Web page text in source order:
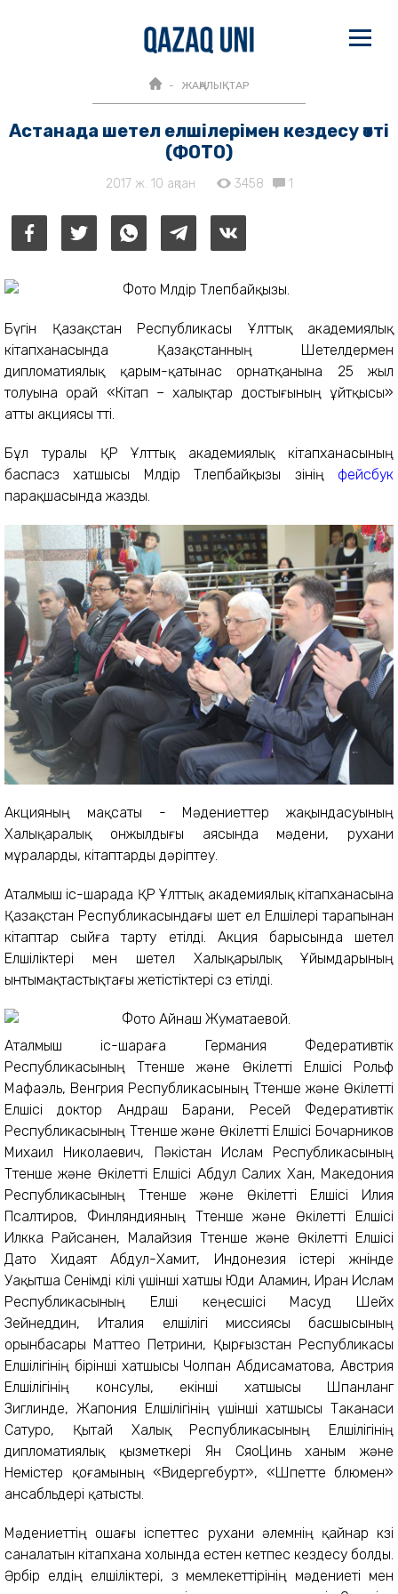
ЖАҢАЛЫҚТАР
Астанада шетел елшілерімен кездесу өтті
(ФОТО)
2017 ж. 10 ақпан 3458 1
Бүгін Қазақстан Республикасы Ұлттық академиялық
кітапханасында Қазақстанның Шетелдермен
дипломатиялық қарым-қатынас орнатқанына 25 жыл
толуына орай «Кітап – халықтар достығының ұйтқысы»
атты акциясы өтті.
Бұл туралы ҚР Ұлттық академиялық кітапханасының
баспасөз хатшысы Мөлдір Төлепбайқызы өзінің фейсбук
парақшасында жазды.
Акцияның мақсаты - Мәдениеттер жақындасуының
Халықаралық онжылдығы аясында мәдени, рухани
мұраларды, кітаптарды дәріптеу.
Аталмыш іс-шарада ҚР Ұлттық академиялық кітапханасына
Қазақстан Республикасындағы шет ел Елшілері тарапынан
кітаптар сыйға тарту етілді. Акция барысында шетел
Елшіліктері мен шетел Халықарылық Ұйымдарының
ынтымақтастықтағы жетістіктері сөз етілді.
Аталмыш іс-шараға Германия Федеративтік
Республикасының Төтенше және Өкілетті Елшісі Рольф
Мафаэль, Венгрия Республикасының Төтенше және Өкілетті
Елшісі доктор Андраш Барани, Ресей Федеративтік
Республикасының Төтенше және Өкілетті Елшісі Бочарников
Михаил Николаевич, Пәкістан Ислам Республикасының
Төтенше және Өкілетті Елшісі Абдул Салих Хан, Македония
Республикасының Төтенше және Өкілетті Елшісі Илия
Псалтиров, Финляндияның Төтенше және Өкілетті Елшісі
Илкка Райсанен, Малайзия Төтенше және Өкілетті Елшісі
Дато Хидаят Абдул-Хамит, Индонезия істері жөнінде
Уақытша Сенімді өкілі үшінші хатшы Юди Аламин, Иран Ислам
Республикасының Елші кеңесшісі Масуд Шейх
Зейнеддин, Италия елшілігі миссиясы басшысының
орынбасары Маттео Петрини, Қырғызстан Республикасы
Елшілігінің бірінші хатшысы Чолпан Абдисаматова, Австрия
Елшілігінің консулы, екінші хатшысы Шпанланг
Зиглинде, Жапония Елшілігінің үшінші хатшысы Таканаси
Сатуро, Қытай Халық Республикасының Елшілігінің
дипломатиялық қызметкері Ян СяоЦинь ханым және
Немістер қоғамының «Видергебурт», «Шпетте блюмен»
ансабльдері қатысты.
Мәдениеттің ошағы іспеттес рухани әлемнің қайнар көзі
саналатын кітапхана холында естен кетпес кездесу болды.
Әрбір елдің елшіліктері, өз мемлекеттірінің мәдениеті мен